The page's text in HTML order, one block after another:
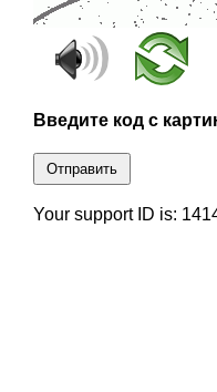
Введите код с
Отправить
Your support ID is: